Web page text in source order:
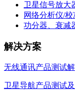
卫星信号放大
网络分析仪/
功分器、衰减
解决方案
无线通讯产品测试
卫星导航产品测试